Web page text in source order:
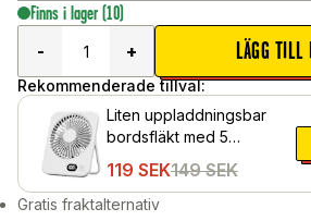
Finns i lager (10)
-
+ LÄGG TILL
Rekommenderade tillval:
Liten uppladdningsbar
bordsfläkt med 5
119 SEK149 SEK
Gratis fraktalternativ